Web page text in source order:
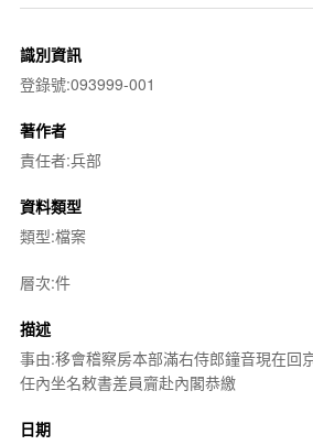
識別資訊
登錄號:093999-001
著作者
責任者:兵部
資料類型
類型:檔案
層次:件
描述
事由:移會稽察房本部滿右侍郎鐘音現在回
任內坐名敕書差員齎赴內閣恭繳
日期